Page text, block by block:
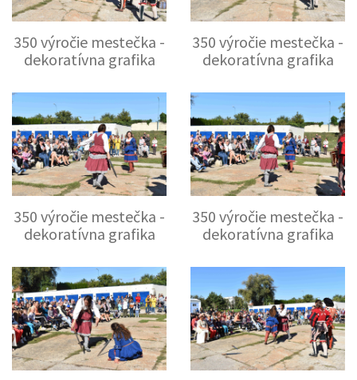
350 výročie mestečka -
dekoratívna grafika
350 výročie mestečka -
dekoratívna grafika
350 výročie mestečka -
dekoratívna grafika
350 výročie mestečka -
dekoratívna grafika